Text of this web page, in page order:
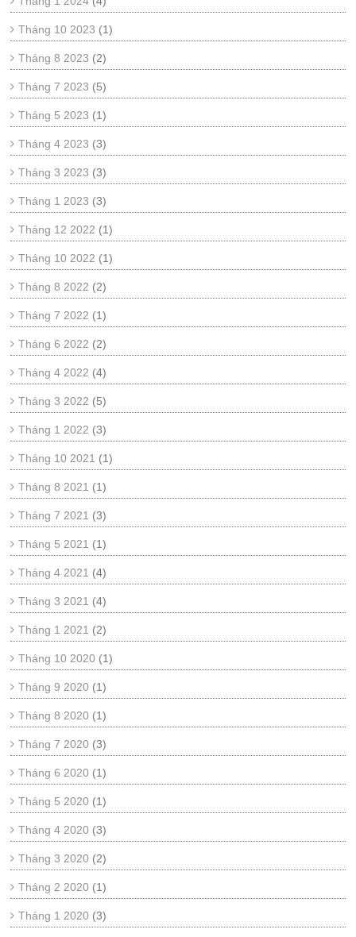
Tháng 10 2023 (1)
Tháng 8 2023 (2)
Tháng 7 2023 (5)
Tháng 5 2023 (1)
Tháng 4 2023 (3)
Tháng 3 2023 (3)
Tháng 1 2023 (3)
Tháng 12 2022 (1)
Tháng 10 2022 (1)
Tháng 8 2022 (2)
Tháng 7 2022 (1)
Tháng 6 2022 (2)
Tháng 4 2022 (4)
Tháng 3 2022 (5)
Tháng 1 2022 (3)
Tháng 10 2021 (1)
Tháng 8 2021 (1)
Tháng 7 2021 (3)
Tháng 5 2021 (1)
Tháng 4 2021 (4)
Tháng 3 2021 (4)
Tháng 1 2021 (2)
Tháng 10 2020 (1)
Tháng 9 2020 (1)
Tháng 8 2020 (1)
Tháng 7 2020 (3)
Tháng 6 2020 (1)
Tháng 5 2020 (1)
Tháng 4 2020 (3)
Tháng 3 2020 (2)
Tháng 2 2020 (1)
Tháng 1 2020 (3)